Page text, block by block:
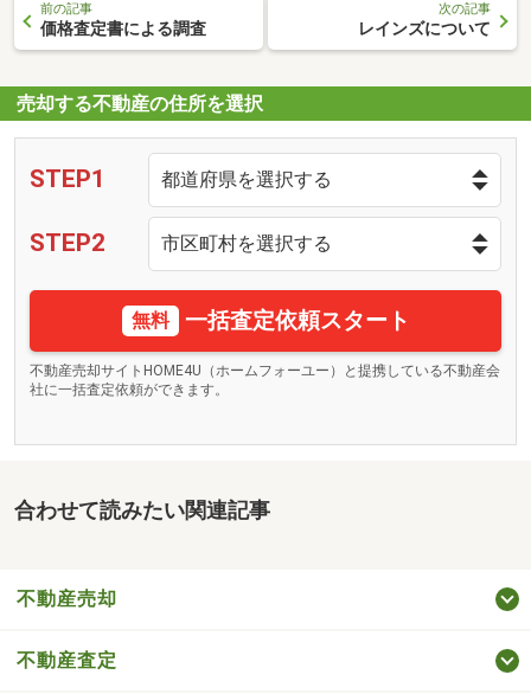
前の記事
価格査定書による調査
次の記事
レインズについて
売却する不動産の住所を選択
STEP1
STEP2
無料 一括査定依頼スタート
不動産売却サイトHOME4U（ホームフォーユー）と提携している不動産会
社に一括査定依頼ができます。
合わせて読みたい関連記事
不動産売却
不動産査定